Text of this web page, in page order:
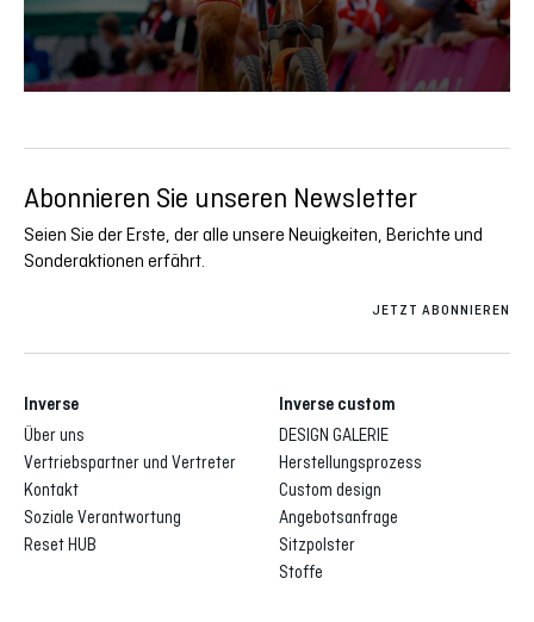
Abonnieren Sie unseren Newsletter
Seien Sie der Erste, der alle unsere Neuigkeiten, Berichte und
Sonderaktionen erfährt.
JETZT ABONNIEREN
Inverse
Über uns
Vertriebspartner und Vertreter
Kontakt
Soziale Verantwortung
Reset HUB
Inverse custom
DESIGN GALERIE
Herstellungsprozess
Custom design
Angebotsanfrage
Sitzpolster
Stoffe